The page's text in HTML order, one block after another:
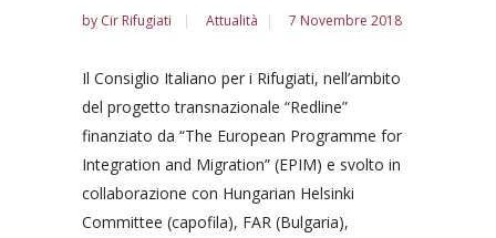
by Cir Rifugiati Attualità 7 Novembre 2018
Il Consiglio Italiano per i Rifugiati, nell’ambito
del progetto transnazionale “Redline”
finanziato da “The European Programme for
Integration and Migration” (EPIM) e svolto in
collaborazione con Hungarian Helsinki
Committee (capofila), FAR (Bulgaria),